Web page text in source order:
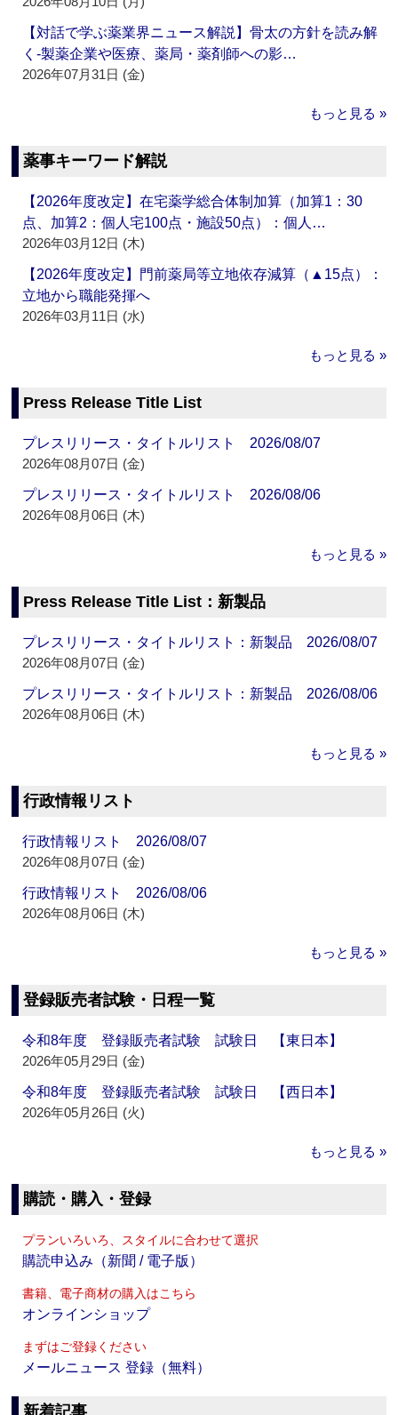
【対話で学ぶ薬業界ニュース解説】骨太の方針を読み解
く‐製薬企業や医療、薬局・薬剤師への影…
2026年07月31日 (金)
もっと見る »
薬事キーワード解説
【2026年度改定】在宅薬学総合体制加算（加算1：30
点、加算2：個人宅100点・施設50点）：個人…
2026年03月12日 (木)
【2026年度改定】門前薬局等立地依存減算（▲15点）：
立地から職能発揮へ
2026年03月11日 (水)
もっと見る »
Press Release Title List
プレスリリース・タイトルリスト 2026/08/07
2026年08月07日 (金)
プレスリリース・タイトルリスト 2026/08/06
2026年08月06日 (木)
もっと見る »
Press Release Title List：新製品
プレスリリース・タイトルリスト：新製品 2026/08/07
2026年08月07日 (金)
プレスリリース・タイトルリスト：新製品 2026/08/06
2026年08月06日 (木)
もっと見る »
行政情報リスト
行政情報リスト 2026/08/07
2026年08月07日 (金)
行政情報リスト 2026/08/06
2026年08月06日 (木)
もっと見る »
登録販売者試験・日程一覧
令和8年度 登録販売者試験 試験日 【東日本】
2026年05月29日 (金)
令和8年度 登録販売者試験 試験日 【西日本】
2026年05月26日 (火)
もっと見る »
購読・購入・登録
プランいろいろ、スタイルに合わせて選択
購読申込み（新聞 / 電子版）
書籍、電子商材の購入はこちら
オンラインショップ
まずはご登録ください
メールニュース 登録（無料）